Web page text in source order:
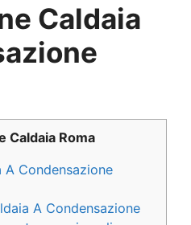
Caldaia
Caldaia Roma
A Condensazione
A Condensazione